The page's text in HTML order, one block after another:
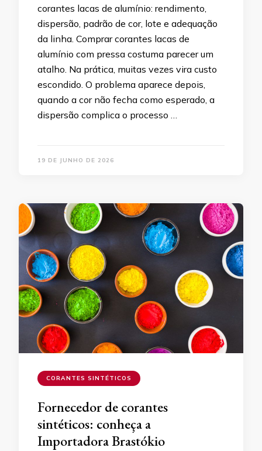
corantes lacas de alumínio: rendimento,
dispersão, padrão de cor, lote e adequação
da linha. Comprar corantes lacas de
alumínio com pressa costuma parecer um
atalho. Na prática, muitas vezes vira custo
escondido. O problema aparece depois,
quando a cor não fecha como esperado, a
dispersão complica o processo …
19 DE JUNHO DE 2026
CORANTES SINTÉTICOS
Fornecedor de corantes
sintéticos: conheça a
Importadora Brastókio